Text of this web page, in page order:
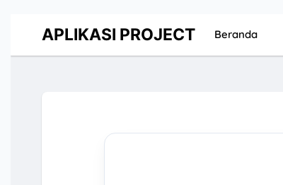
APLIKASI PROJECT Beranda